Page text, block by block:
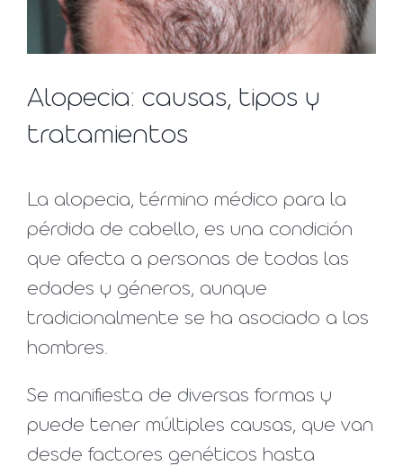
Alopecia: causas, tipos y
tratamientos
La alopecia, término médico para la
pérdida de cabello, es una condición
que afecta a personas de todas las
edades y géneros, aunque
tradicionalmente se ha asociado a los
hombres.
Se manifiesta de diversas formas y
puede tener múltiples causas, que van
desde factores genéticos hasta